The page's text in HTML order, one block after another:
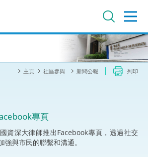
主頁 社區參與 新聞公報 列印
專頁
深大律師推出Facebook專頁，透過社交
與市民的聯繫和溝通。